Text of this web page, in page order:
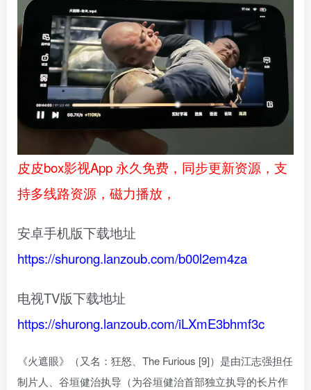
皮皮box影视App 永久免费，同步更新资源，支
持多线路资源，磁力播放，
安卓手机版下载地址
https://shurong.lanzoub.com/b00l2em4za
电视TV版下载地址
https://shurong.lanzoub.com/iLXmE3bhmf3c
《火遮眼》（又名：狂怒、The Furious [9]）是由江志强担任
制片人、谷垣健治执导（为谷垣健治首部独立执导的长片作